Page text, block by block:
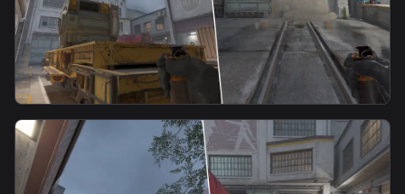
smoke
A Main Smoke From A Heaven